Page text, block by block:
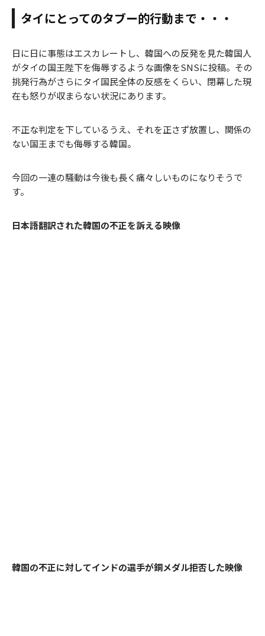
タイにとってのタブー的行動まで・・・
日に日に事態はエスカレートし、韓国への反発を見た韓国人
がタイの国王陛下を侮辱するような画像をSNSに投稿。その
挑発行為がさらにタイ国民全体の反感をくらい、閉幕した現
在も怒りが収まらない状況にあります。
不正な判定を下しているうえ、それを正さず放置し、関係の
ない国王までも侮辱する韓国。
今回の一連の騒動は今後も長く痛々しいものになりそうで
す。
日本語翻訳された韓国の不正を訴える映像
韓国の不正に対してインドの選手が銅メダル拒否した映像